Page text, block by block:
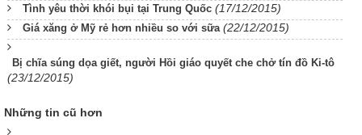
Tình yêu thời khói bụi tại Trung Quốc (17/12/2015)
Giá xăng ở Mỹ rẻ hơn nhiều so với sữa (22/12/2015)
Bị chĩa súng dọa giết, người Hồi giáo quyết che chở tín đồ Ki-tô
(23/12/2015)
Những tin cũ hơn